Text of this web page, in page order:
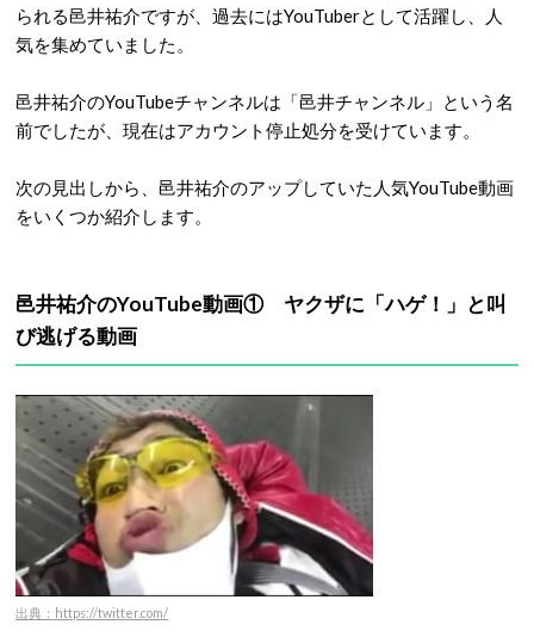
られる邑井祐介ですが、過去にはYouTuberとして活躍し、人
気を集めていました。
邑井祐介のYouTubeチャンネルは「邑井チャンネル」という名
前でしたが、現在はアカウント停止処分を受けています。
次の見出しから、邑井祐介のアップしていた人気YouTube動画
をいくつか紹介します。
邑井祐介のYouTube動画① ヤクザに「ハゲ！」と叫
び逃げる動画
出典：https://twitter.com/